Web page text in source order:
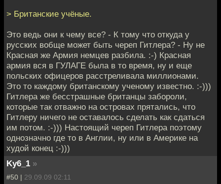
> Британские учёные.
Это ведь они к чему все? - К тому что откуда у
русских вобще может быть череп Гитлера? - Ну не
Красная же Армия немцев разбила. :-) Красная
армия вся в ГУЛАГЕ была в то время, ну и еще
польских офицеров расстреливала миллионами.
Это то каждому британскому ученому известно. :-)))
Гитлера же бесстрашные британцы забороли,
которые так отважно на островах прятались, что
Гитлеру ничего не оставалось сделать как сдаться
им потом. :-))) Настоящий череп Гитлера поэтому
однозначно где то в Англии, ну или в Америке на
худой конец :-)))
Ky6_1 »
#50 | 29.09.09 02:11